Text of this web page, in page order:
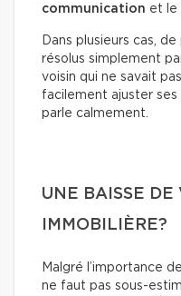
communication et le
Dans plusieurs cas,
résolus simplement
voisin qui ne savait
facilement ajuster ses
parle calmement.
UNE BAISSE DE
IMMOBILIÈRE?
Malgré l’importance
ne faut pas sous-